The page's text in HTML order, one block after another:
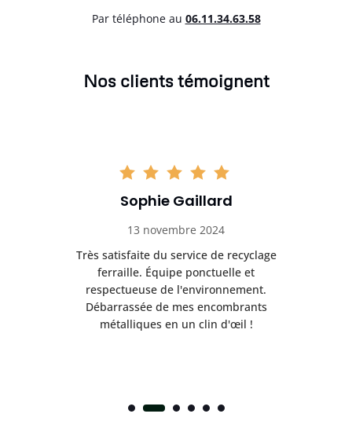
Par téléphone au 06.11.34.63.58
Nos clients témoignent
Sophie Gaillard
13 novembre 2024
Très satisfaite du service de recyclage
ferraille. Équipe ponctuelle et
respectueuse de l'environnement.
Débarrassée de mes encombrants
métalliques en un clin d'œil !